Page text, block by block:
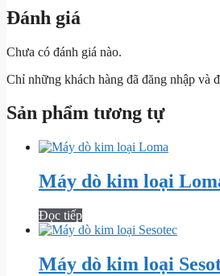
Đánh giá
Chưa có đánh giá nào.
Chỉ những khách hàng đã đăng nhập và
Sản phẩm tương tự
Máy dò kim loại
Đọc tiếp
Máy dò kim loại